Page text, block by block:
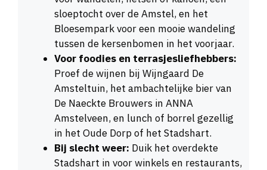
sloeptocht over de Amstel, en het
Bloesempark voor een mooie wandeling
tussen de kersenbomen in het voorjaar.
Voor foodies en terrasjesliefhebbers:
Proef de wijnen bij Wijngaard De
Amsteltuin, het ambachtelijke bier van
De Naeckte Brouwers in ANNA
Amstelveen, en lunch of borrel gezellig
in het Oude Dorp of het Stadshart.
Bij slecht weer: Duik het overdekte
Stadshart in voor winkels en restaurants,